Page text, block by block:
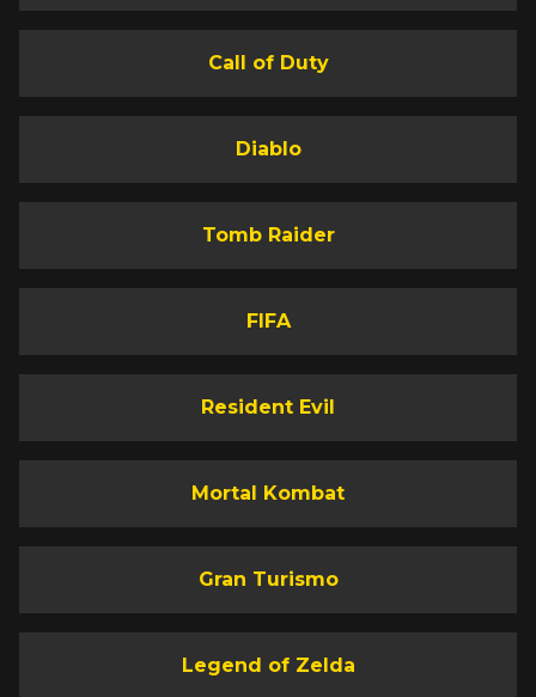
Call of Duty
Diablo
Tomb Raider
FIFA
Resident Evil
Mortal Kombat
Gran Turismo
Legend of Zelda